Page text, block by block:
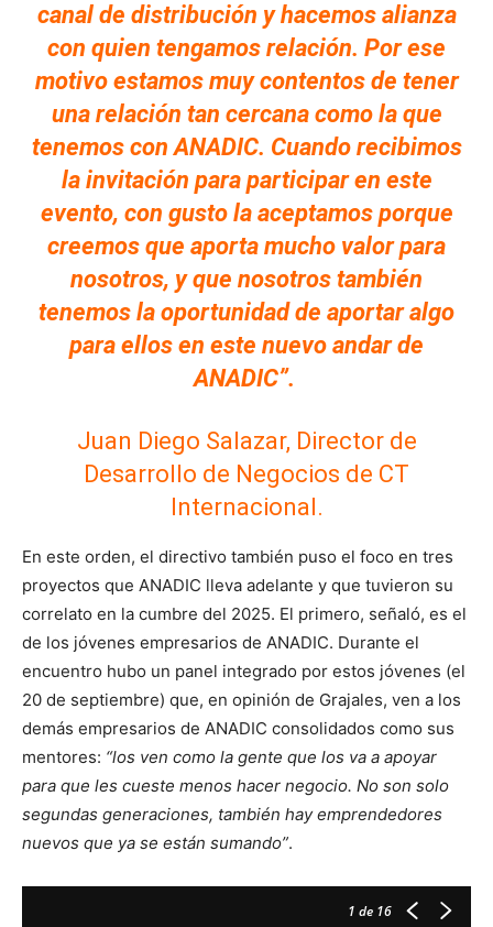
canal de distribución y hacemos alianza
con quien tengamos relación. Por ese
motivo estamos muy contentos de tener
una relación tan cercana como la que
tenemos con ANADIC. Cuando recibimos
la invitación para participar en este
evento, con gusto la aceptamos porque
creemos que aporta mucho valor para
nosotros, y que nosotros también
tenemos la oportunidad de aportar algo
para ellos en este nuevo andar de
ANADIC”.
Juan Diego Salazar, Director de
Desarrollo de Negocios de CT
Internacional.
En este orden, el directivo también puso el foco en tres
proyectos que ANADIC lleva adelante y que tuvieron su
correlato en la cumbre del 2025. El primero, señaló, es el
de los jóvenes empresarios de ANADIC. Durante el
encuentro hubo un panel integrado por estos jóvenes (el
20 de septiembre) que, en opinión de Grajales, ven a los
demás empresarios de ANADIC consolidados como sus
mentores: “los ven como la gente que los va a apoyar
para que les cueste menos hacer negocio. No son solo
segundas generaciones, también hay emprendedores
nuevos que ya se están sumando”.
1 de 16